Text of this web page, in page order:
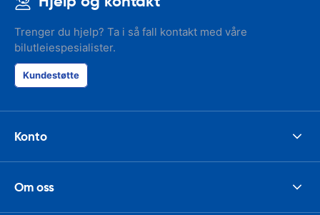
Trenger du hjelp? Ta i så fall kontakt med våre
bilutleiespesialister.
Kundestøtte
Konto
Om oss